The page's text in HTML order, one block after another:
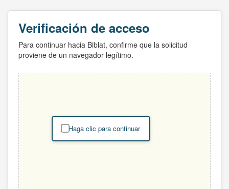
Verificación de acceso
Para continuar hacia Biblat, confirme que la solicitud
proviene de un navegador legítimo.
Haga clic para continuar